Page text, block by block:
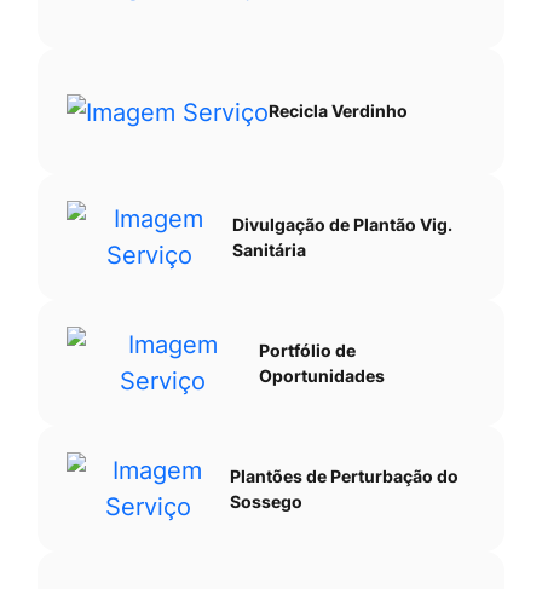
Recicla Verdinho
Divulgação de Plantão Vig.
Sanitária
Portfólio de
Oportunidades
Plantões de Perturbação do
Sossego